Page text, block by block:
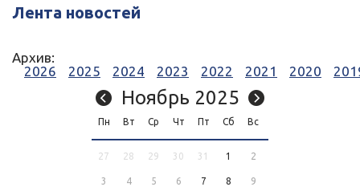
Лента новостей
Архив:
2026
2025 2024 2023 2022 2021 2020
Ноябрь 2025
Пн Вт Ср Чт Пт Сб Вс
27 28 29 30 31 1 2
3 4 5 6 7 8 9